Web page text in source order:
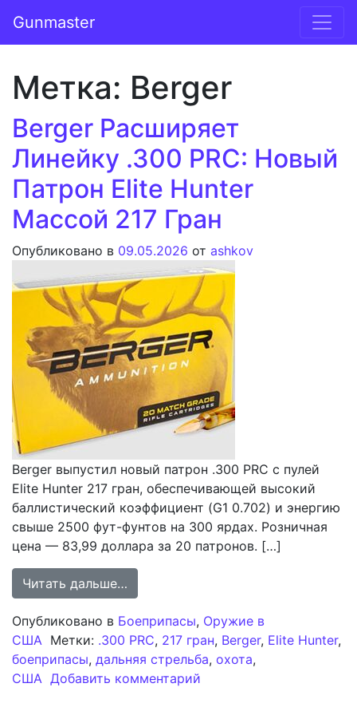
Основная навигация
Gunmaster
Метка: Berger
Berger Расширяет
Линейку .300 PRC: Новый
Патрон Elite Hunter
Массой 217 Гран
Опубликовано в 09.05.2026 от ashkov
Berger выпустил новый патрон .300 PRC с пулей
Elite Hunter 217 гран, обеспечивающей высокий
баллистический коэффициент (G1 0.702) и энергию
свыше 2500 фут-фунтов на 300 ярдах. Розничная
цена — 83,99 доллара за 20 патронов. […]
Читать дальше…
Опубликовано в Боеприпасы, Оружие в
США Метки: .300 PRC, 217 гран, Berger, Elite Hunter,
боеприпасы, дальняя стрельба, охота,
США Добавить комментарий